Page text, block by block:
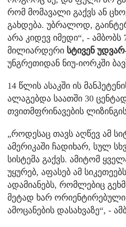
რომ მომავალი გაქვს ან
გახდება. უბრალოდ,
არა კიდევ იმედი“, - ამბობს
მილიარდერი სტივენ
უნგრეთიდან ნიუ-იორკში
14 წლის ასაკში ის
ალაგებდა საათში 30
თვითმფრინავების
„როდესაც თავს აღწევ ამ
ამერიკაში ჩადიხარ, სულ
სისტემა გაქვს. ამიტომ
უყურებ, აფასებ ამ
ადამიანებს, რომლებიც
მეტად ხარ ორიენტირებული
ამოცანების დასახვაზე“, -